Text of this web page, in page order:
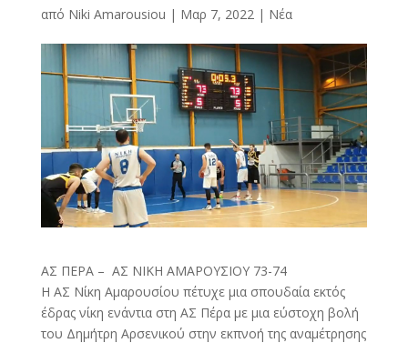
από Niki Amarousiou | Μαρ 7, 2022| Νέα
ΑΣ ΠΕΡΑ – ΑΣ ΝΙΚΗ ΑΜΑΡΟΥΣΙΟΥ 73-74
Η ΑΣ Νίκη Αμαρουσίου πέτυχε μια σπουδαία εκτός
έδρας νίκη ενάντια στη ΑΣ Πέρα με μια εύστοχη βολή
του Δημήτρη Αρσενικού στην εκπνοή της αναμέτρησης